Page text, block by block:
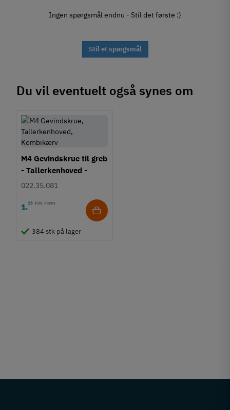
Ingen spørgsmål endnu - Stil det første :)
Stil et spørgsmål
Du vil eventuelt også synes om
M4 Gevindskrue til greb
- Tallerkenhoved -
Krydskærv
022.35.081
1,15 Inkl. moms
384 stk på lager